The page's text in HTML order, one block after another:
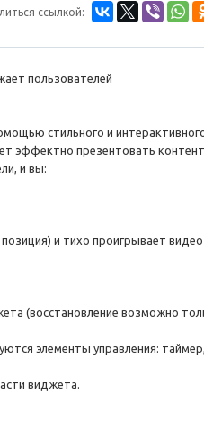
ссылкой:
пользователей
стильного и
эффектно презентовать
и вы:
и тихо проигрывает
(восстановление возможно
элементы управления:
виджета.